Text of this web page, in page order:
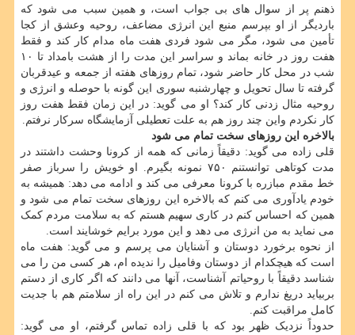
ذهنم پر از سوال های بی جواب است، و همین سبب می شود که
باردیگر از او بپرسم منبع این انرژی مضاعف، روحیه وعشق از کجا
تأمین می شود، مگر می شود فردی هفت ماه مدام کار کند و فقط
هفت روز در خانه بماند و سراسر این مدت را از هشت بامداد تا ۱۰
شب در محل کار حاضر شود، تمام روزهای هفته از جمعه و عیدقربان
گرفته تا سال تحویل و چهارشنبه سوری این گونه با حوصله و انرژی و
روحیه مثال زدنی کار کند؟ او می گوید: در این زمان فقط هفت روز
کار نکردم واین چند روز هم به علت تعطیلی آزمایشگاه سرکار نرفتم.
بالاخره این روزهای سخت تمام می شود
قلی زاده می گوید: دقیقاً زمانی که همه از کرونا وحشت داشتند در
مدت کوتاهی توانستنم ۷۵۰ نمونه بگیرم. او خویش را سرباز صفر
خط مقدم مبازره با کرونا معرفی می کند و ادامه می دهد: همیشه به
خودم یادآوری می کنم که بالاخره این روزهای سخت تمام می شود و
همین که احساس کنم در کاری سهیم هستم که به سلامت مردم کمک
می نماید به من انرژی می دهد و این مورد برایم خوشایند است.
از نحوه برخورد دوستان و آشنایان می پرسم و می گوید: هفت ماه
است که هیچکدام از دوستان وفامیل را ندیده ام، هر کسی من را می
شناسد دقیقاً با روحیاتم آشناست، آنها می دانند که اگر کاری از دستم
بربیاید دریغ ندارم و تلاش می کنم در این راه از سلامتم هم با جدیت
کامل مراقبت کنم.
حدوداً نزدیک ظهر بود که با قلی زاده تماس گرفتم، او می گوید: